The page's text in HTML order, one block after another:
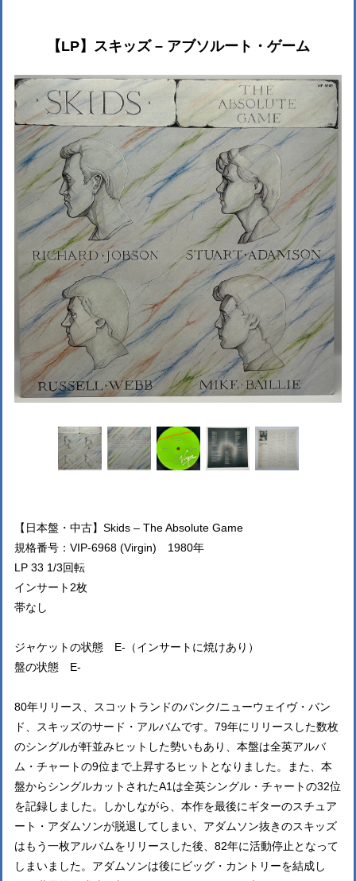
【LP】スキッズ ‎– アブソルート・ゲーム
【日本盤・中古】Skids ‎– The Absolute Game
規格番号：VIP-6968 (Virgin‎) 1980年
LP 33 1/3回転
インサート2枚
帯なし
ジャケットの状態 E-（インサートに焼けあり）
盤の状態 E-
80年リリース、スコットランドのパンク/ニューウェイヴ・バン
ド、スキッズのサード・アルバムです。79年にリリースした数枚
のシングルが軒並みヒットした勢いもあり、本盤は全英アルバ
ム・チャートの9位まで上昇するヒットとなりました。また、本
盤からシングルカットされたA1は全英シングル・チャートの32位
を記録しました。しかしながら、本作を最後にギターのスチュア
ート・アダムソンが脱退してしまい、アダムソン抜きのスキッズ
はもう一枚アルバムをリリースした後、82年に活動停止となって
しまいました。アダムソンは後にビッグ・カントリーを結成し